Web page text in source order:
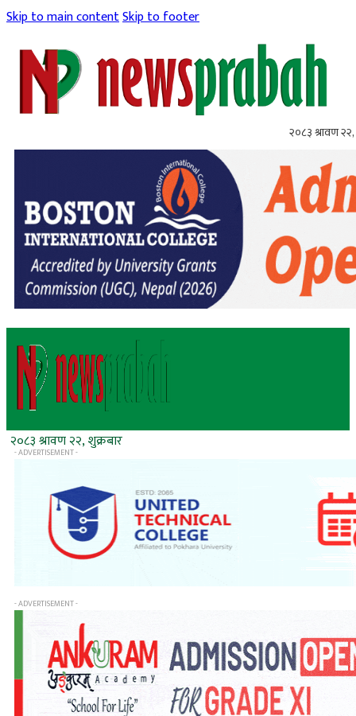
Skip to main contentSkip to footer
२०८३ श्रावण २२,
२०८३ श्रावण २२, शुक्रबार
- ADVERTISEMENT -
- ADVERTISEMENT -